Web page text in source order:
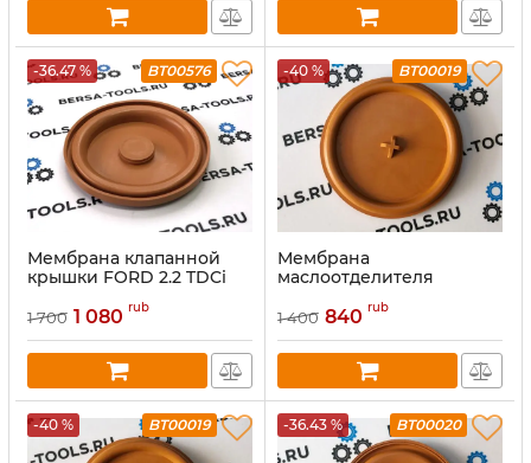
-36.47 % BT00576
Мембрана клапанной
крышки FORD 2.2 TDCi
1 700 1 080 rub
-40 % BT00019
Мембрана
маслоотделителя
1 400 840 rub
-40 % BT00019 -36.43 % BT00020